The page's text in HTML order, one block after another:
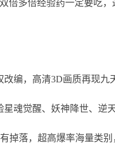
倍多倍经验药一定要吃
编，高清3D画质再现九
魂觉醒、妖神降世、逆
掉落，超高爆率海量类